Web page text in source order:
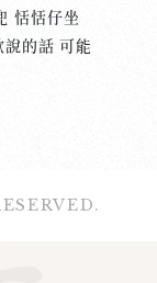
恬恬仔坐
的話 可能
動物的時
也有人說